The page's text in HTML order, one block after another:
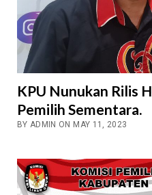
KPU Nunukan Rilis
Pemilih Sementara.
BY ADMIN ON MAY 11, 2023